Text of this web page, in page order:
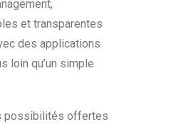
et transparentes
des applications
loin qu’un simple
possibilités offertes